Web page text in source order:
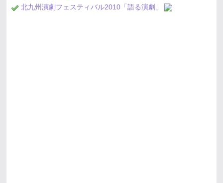
北九州演劇フェスティバル2010「語る演劇」